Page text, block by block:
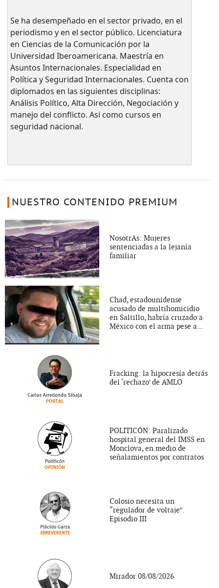
Se ha desempeñado en el sector privado, en el
periodismo y en el sector público. Licenciatura
en Ciencias de la Comunicación por la
Universidad Iberoamericana. Maestría en
Asuntos Internacionales. Especialidad en
Política y Seguridad Internacionales. Cuenta con
diplomados en las siguientes disciplinas:
Análisis Político, Alta Dirección, Negociación y
manejo del conflicto. Asi como cursos en
seguridad nacional.
NUESTRO CONTENIDO PREMIUM
NosotrAs: Mujeres
sentenciadas a la lejanía
familiar
Chad, estadounidense
acusado de multihomicidio
en Saltillo, habría cruzado a
México con el arma pese a...
Fracking: la hipocresía detrás
del ‘rechazo’ de AMLO
POLITICÓN: Paralizado
hospital general del IMSS en
Monclova, en medio de
señalamientos por contratos
Colosio necesita un
“regulador de voltaje”.
Episodio III
Mirador 08/08/2026